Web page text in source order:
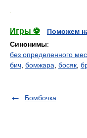
Игры ⚽
Поможем
Синонимы:
без определенного
бич бомжара босяк
Бомбочка